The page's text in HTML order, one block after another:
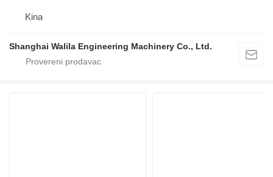
Kina
Shanghai Walila Engineering Machinery Co., Ltd.